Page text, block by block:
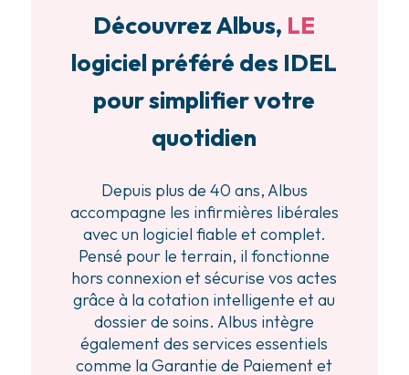
Découvrez Albus, LE
logiciel préféré des IDEL
pour simplifier votre
quotidien
Depuis plus de 40 ans, Albus
accompagne les infirmières libérales
avec un logiciel fiable et complet.
Pensé pour le terrain, il fonctionne
hors connexion et sécurise vos actes
grâce à la cotation intelligente et au
dossier de soins. Albus intègre
également des services essentiels
comme la Garantie de Paiement et